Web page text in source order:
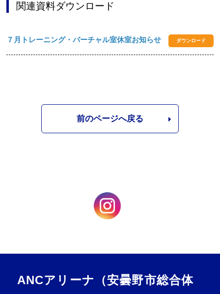
関連資料ダウンロード
７月トレーニング・バーチャル室休室お知らせ ダウンロード
前のページへ戻る
ANCアリーナ（安曇野市総合体